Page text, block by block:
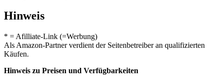
Hinweis
* = Afilliate-Link (=Werbung)
Als Amazon-Partner verdient der Seitenbetreiber an qualifizierten
Käufen.
Hinweis zu Preisen und Verfügbarkeiten